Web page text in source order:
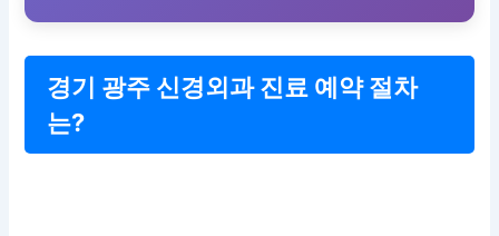
경기 광주 신경외과 진료 예약 절차
는?